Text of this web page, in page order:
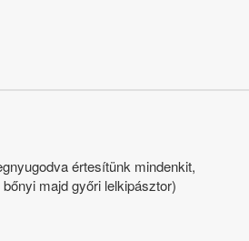
értesítünk mindenkit,
majd győri lelkipásztor)